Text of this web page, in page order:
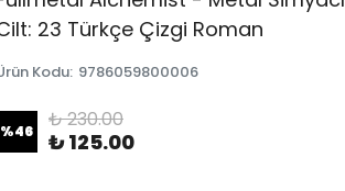
23 Türkçe Çizgi Roman
Kodu: 9786059800006
%46 ₺ 230.00
₺ 125.00